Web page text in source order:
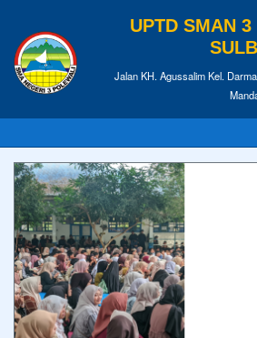
UPTD SMAN 3
Jalan KH. Agussalim Kel.